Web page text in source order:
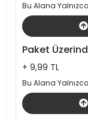
Bu Alana
Paket
+ 9,99 TL
Bu Alana